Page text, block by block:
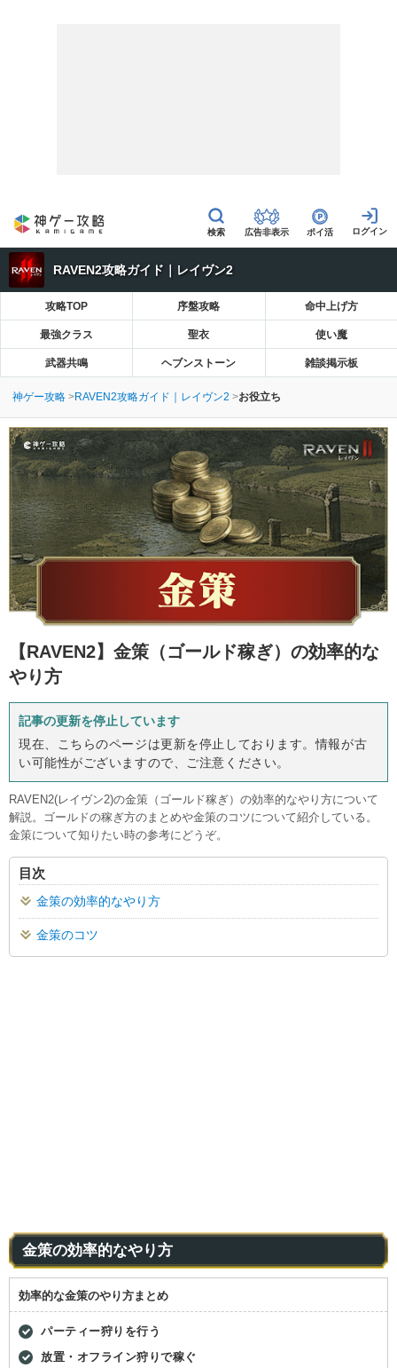
広告非表示 ポイ活
RAVEN2攻略ガイド｜レイヴン2
攻略TOP 序盤攻略 命中上げ方
最強クラス 聖衣 使い魔
武器共鳴 ヘブンストーン 雑談掲示板
神ゲー攻略 RAVEN2攻略ガイド｜レイヴン2 お役立ち
【RAVEN2】 金策（ゴールド稼ぎ）の効率的な
やり方
記事の更新を停止しています
現在、こちらのページは更新を停止しております。情報が古
い可能性がございますので、ご注意ください。
RAVEN2(レイヴン2)の金策（ゴールド稼ぎ）の効率的なやり方について
解説。ゴールドの稼ぎ方のまとめや金策のコツについて紹介している。
金策について知りたい時の参考にどうぞ。
目次
金策の効率的なやり方
金策のコツ
金策の効率的なやり方
効率的な金策のやり方まとめ
パーティー狩りを行う
放置・オフライン狩りで稼ぐ